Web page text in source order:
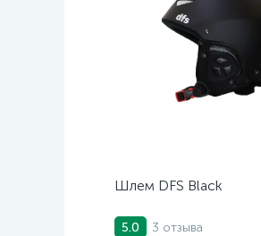
Шлем DFS Black
5.0 3 отзыва